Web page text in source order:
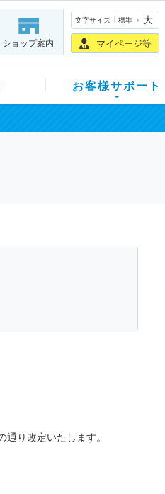
ショップ案内
文字サイズ 標準 大
マイページ等
お客様サポート
り改定いたします。